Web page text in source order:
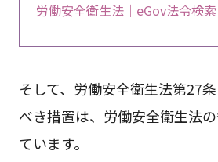
労働安全衛生法｜eGov法令検索
そして、労働安全衛生法第27
べき措置は、労働安全衛生法
ています。